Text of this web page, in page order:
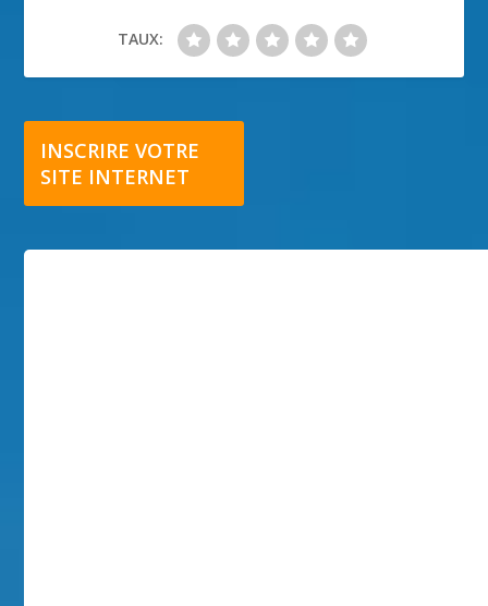
TAUX:
INSCRIRE VOTRE
SITE INTERNET